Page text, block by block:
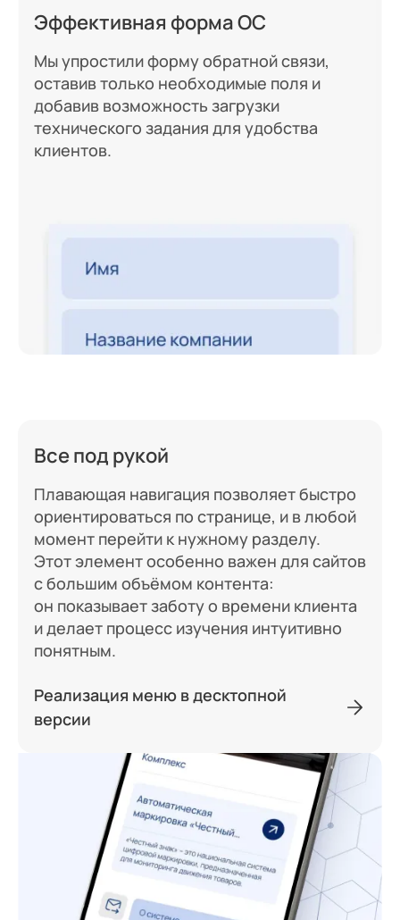
Эффективная форма ОС
Мы упростили форму обратной связи,
оставив только необходимые поля и
добавив возможность загрузки
технического задания для удобства
клиентов.
Все под рукой
Плавающая навигация позволяет быстро
ориентироваться по странице, и в любой
момент перейти к нужному разделу.
Этот элемент особенно важен для сайтов
с большим объёмом контента:
он показывает заботу о времени клиента
и делает процесс изучения интуитивно
понятным.
Реализация меню в десктопной
версии